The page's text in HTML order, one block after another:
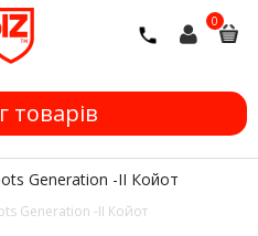
0
товарів
Generation -II Койот
Generation -II Койот